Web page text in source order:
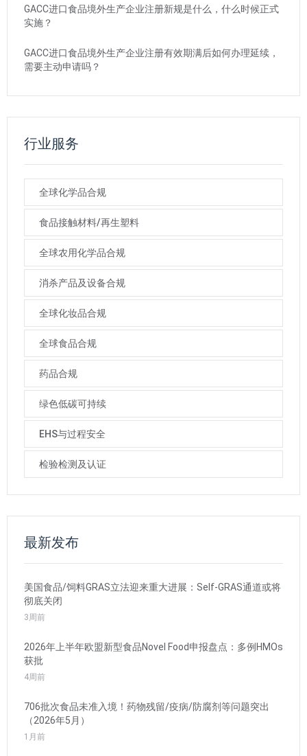
GACC进口食品境外生产企业注册新规是什么，什么时候正式
实施？
GACC进口食品境外生产企业注册有效期满后如何办理延续，
需要主动申请吗？
行业服务
全球化学品合规
食品接触材料/再生塑料
全球农用化学品合规
消杀产品及设备合规
全球化妆品合规
全球食品合规
药品合规
绿色低碳可持续
EHS与过程安全
检验检测及认证
最新发布
美国食品/饲料GRAS立法迎来重大进展：Self-GRAS通道或将
彻底关闭
3周前
2026年上半年欧盟新型食品Novel Food申报盘点：多例HMOs
获批
4周前
706批次食品未准入境！药物残留/疫病/防腐剂等问题突出
（2026年5月）
1月前